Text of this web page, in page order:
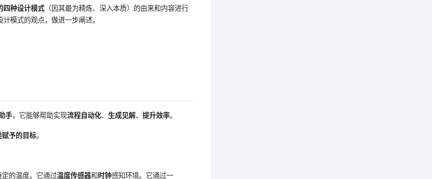
四种设计模式 （因其最为精炼、深入本质）的由来和内容进行
计模式的观点，做进一步阐述。
手，它能够帮助实现流程自动化、生成见解、提升效率。
予的目标。
的温度。它通过温度传感器和时钟感知环境。它通过一